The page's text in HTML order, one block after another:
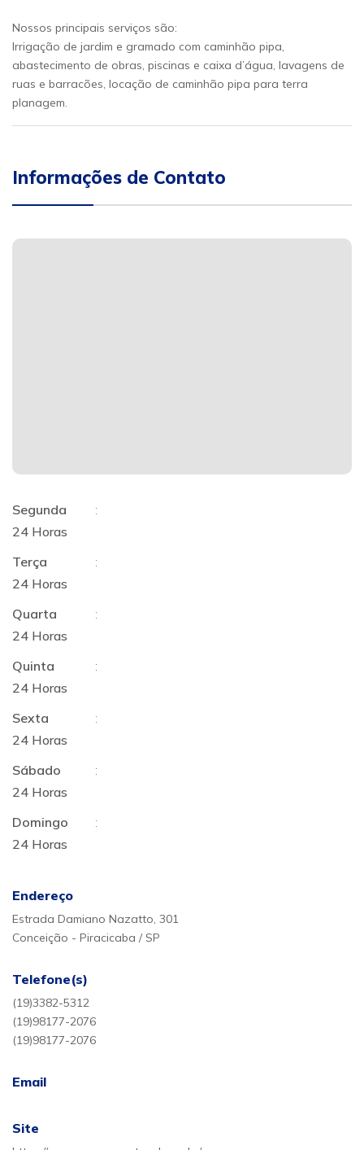
Nossos principais serviços são:
Irrigação de jardim e gramado com caminhão pipa,
abastecimento de obras, piscinas e caixa d’água, lavagens de
ruas e barracões, locação de caminhão pipa para terra
planagem.
Informações de Contato
Segunda
:
24 Horas
Terça
:
24 Horas
Quarta
:
24 Horas
Quinta
:
24 Horas
Sexta
:
24 Horas
Sábado
:
24 Horas
Domingo
:
24 Horas
Endereço
Estrada Damiano Nazatto, 301
Conceição - Piracicaba / SP
Telefone(s)
(19)3382-5312
(19)98177-2076
(19)98177-2076
Email
Site